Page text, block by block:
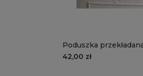
Poduszka
MANCHESTER LN01 |
42,00 zł